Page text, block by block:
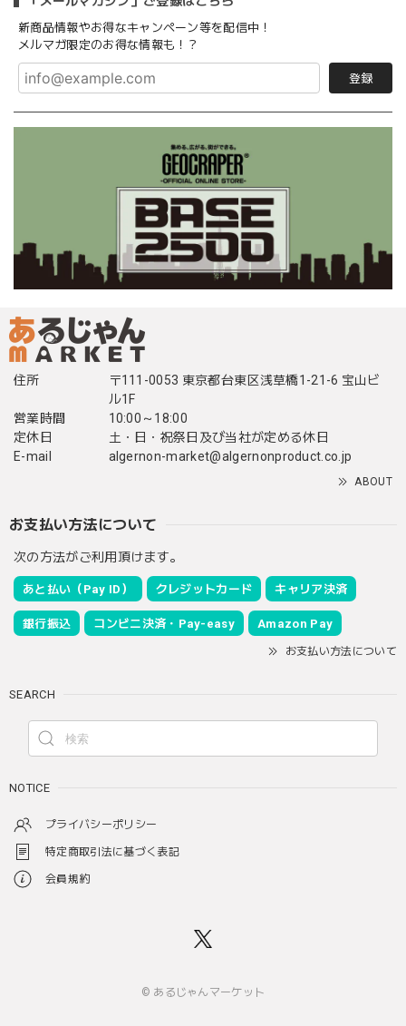
新商品情報やお得なキャンペーン等を配信中！
メルマガ限定のお得な情報も！？
登録
住所
〒111-0053 東京都台東区浅草橋1-21-6 宝山ビ
ル1F
営業時間
10:00～18:00
定休日
土・日・祝祭日及び当社が定める休日
E-mail
algernon-market@algernonproduct.co.jp
ABOUT
お支払い方法について
次の方法がご利用頂けます。
あと払い（Pay ID） クレジットカード キャリア決済
銀行振込 コンビニ決済・Pay-easy Amazon Pay
お支払い方法について
SEARCH
NOTICE
プライバシーポリシー
特定商取引法に基づく表記
会員規約
© あるじゃんマーケット